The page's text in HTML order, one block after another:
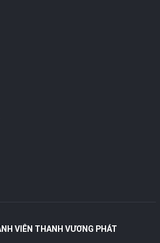
phanh ABS được trang bị trên 2 bánh
VIÊN THANH VƯƠNG PHÁT